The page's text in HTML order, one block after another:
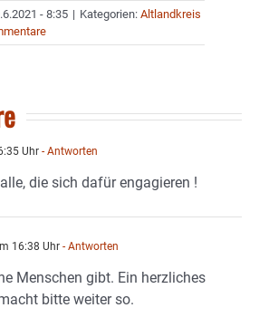
- 8:35 | Kategorien: Altlandkreis
Uhr - Antworten
die sich dafür engagieren !
16:38 Uhr - Antworten
Menschen gibt. Ein herzliches
bitte weiter so.